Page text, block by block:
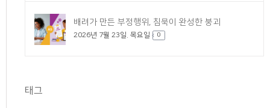
배려가 만든 부정행위, 침묵이 완성한 붕괴
2026년 7월 23일. 목요일 0
태그